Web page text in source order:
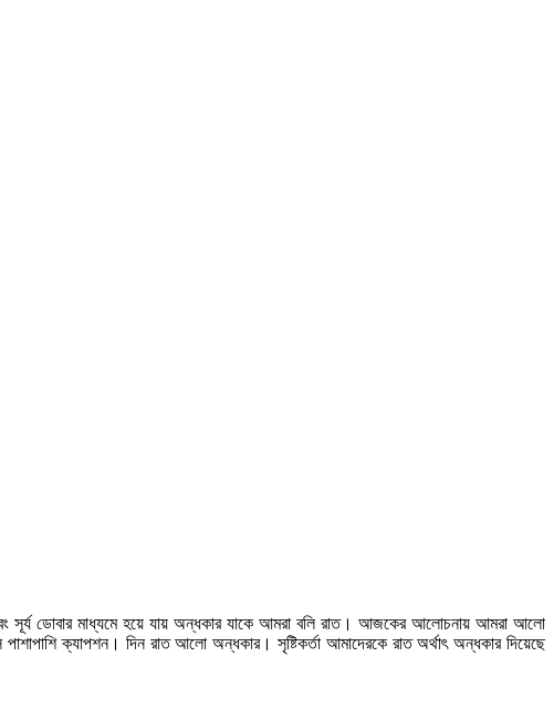
সূর্য ডোবার মাধ্যমে হয়ে যায় অন্ধকার যাকে আমরা বলি রাত। আজকের আলোচনায় আমরা আলো
ক্যাপশন। দিন রাত আলো অন্ধকার। সৃষ্টিকর্তা আমাদেরকে রাত অর্থাৎ অন্ধকার দিয়েছে